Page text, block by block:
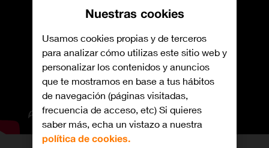
Nuestras cookies
Usamos cookies propias y de terceros
para analizar cómo utilizas este sitio web y
personalizar los contenidos y anuncios
que te mostramos en base a tus hábitos
de navegación (páginas visitadas,
frecuencia de acceso, etc) Si quieres
saber más, echa un vistazo a nuestra
política de cookies.